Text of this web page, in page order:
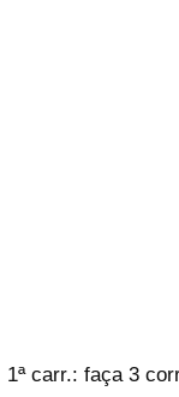
1ª carr.: faça 3